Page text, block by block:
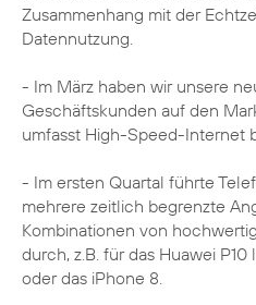
Zusammenhang mit der
Datennutzung.
- Im März haben wir unsere
Geschäftskunden auf den
umfasst High-Speed-Internet
- Im ersten Quartal führte
mehrere zeitlich begrenzte
Kombinationen von
durch, z.B. für das Huawei
oder das iPhone 8.